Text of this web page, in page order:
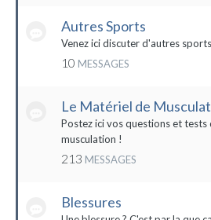
Autres Sports
Venez ici discuter d'autres
10 MESSAGES
Le Matériel de
Postez ici vos questions et tests
musculation !
213 MESSAGES
Blessures